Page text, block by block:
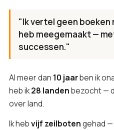
"Ik vertel geen boeken
heb meegemaakt —
successen."
Al meer dan 10 jaarben ik
heb ik28 landenbezocht —
over land.
Ik hebvijf zeilbotengehad —